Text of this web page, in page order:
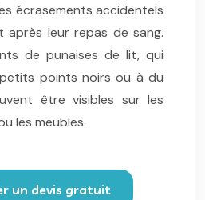
écrasements accidentels
après leur repas de sang.
de punaises de lit, qui
points noirs ou à du
être visibles sur les
les meubles.
un devis gratuit